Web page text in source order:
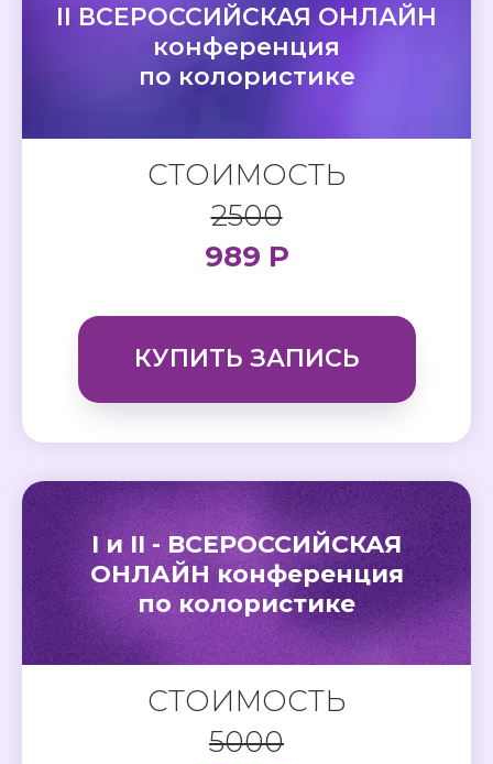
II ВСЕРОССИЙСКАЯ ОНЛАЙН
конференция
по колористике
СТОИМОСТЬ
2500
989 Р
КУПИТЬ ЗАПИСЬ
I и II - ВСЕРОССИЙСКАЯ
ОНЛАЙН конференция
по колористике
СТОИМОСТЬ
5000